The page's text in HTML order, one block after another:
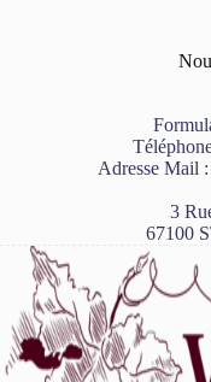
Adresse Mail :
3
67100